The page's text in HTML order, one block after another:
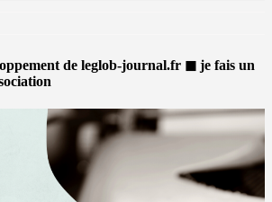
de leglob-journal.fr ◼ je fais un